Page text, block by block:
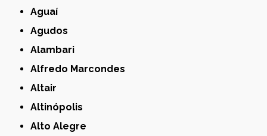
Aguaí
Agudos
Alambari
Alfredo Marcondes
Altair
Altinópolis
Alto Alegre